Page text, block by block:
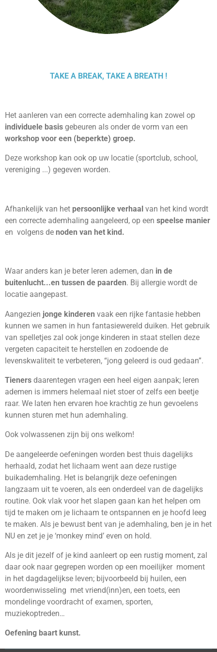
TAKE A BREAK, TAKE A BREATH !
Het aanleren van een correcte ademhaling kan zowel op
individuele basis gebeuren als onder de vorm van een
workshop voor een (beperkte) groep.
Deze workshop kan ook op uw locatie (sportclub, school,
vereniging ...) gegeven worden.
Afhankelijk van het persoonlijke verhaal van het kind wordt
een correcte ademhaling aangeleerd, op een speelse manier
en volgens de noden van het kind.
Waar anders kan je beter leren ademen, dan in de
buitenlucht...en tussen de paarden. Bij allergie wordt de
locatie aangepast.
Aangezien jonge kinderen vaak een rijke fantasie hebben
kunnen we samen in hun fantasiewereld duiken. Het gebruik
van spelletjes zal ook jonge kinderen in staat stellen deze
vergeten capaciteit te herstellen en zodoende de
levenskwaliteit te verbeteren, “jong geleerd is oud gedaan”.
Tieners daarentegen vragen een heel eigen aanpak; leren
ademen is immers helemaal niet stoer of zelfs een beetje
raar. We laten hen ervaren hoe krachtig ze hun gevoelens
kunnen sturen met hun ademhaling.
Ook volwassenen zijn bij ons welkom!
De aangeleerde oefeningen worden best thuis dagelijks
herhaald, zodat het lichaam went aan deze rustige
buikademhaling. Het is belangrijk deze oefeningen
langzaam uit te voeren, als een onderdeel van de dagelijks
routine. Ook vlak voor het slapen gaan kan het helpen om
tijd te maken om je lichaam te ontspannen en je hoofd leeg
te maken. Als je bewust bent van je ademhaling, ben je in het
NU en zet je je ‘monkey mind’ even on hold.
Als je dit jezelf of je kind aanleert op een rustig moment, zal
daar ook naar gegrepen worden op een moeilijker moment
in het dagdagelijkse leven; bijvoorbeeld bij huilen, een
woordenwisseling met vriend(inn)en, een toets, een
mondelinge voordracht of examen, sporten,
muziekoptreden…
Oefening baart kunst.